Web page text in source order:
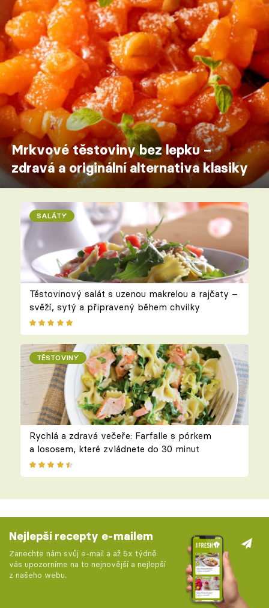
Mrkvové těstoviny bez lepku –
zdravá a originální alternativa klasiky
SALÁTY
Těstovinový salát s uzenou makrelou a rajčaty –
svěží, sytý a připravený během chvilky
TĚSTOVINY
Rychlá a zdravá večeře: Farfalle s pórkem
a lososem, které zvládnete do 30 minut
Nejlepší recepty e-mailem
Zanechte nám svůj e-mail a až 5x týdně
vás upozorníme na to nejnovější a nejlepší
z našeho webu.